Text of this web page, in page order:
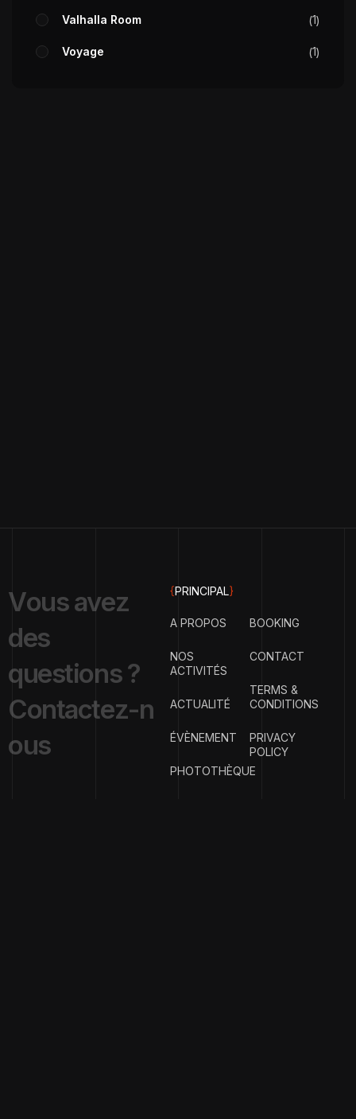
Valhalla Room 1
Voyage 1
Vousavez
des
questions?
Contactez-n
ous
{PRINCIPAL}
A PROPOS
NOS
ACTIVITÉS
ACTUALITÉ
ÉVÈNEMENT
PHOTOTHÈQUE
BOOKING
CONTACT
TERMS &
CONDITIONS
PRIVACY
POLICY